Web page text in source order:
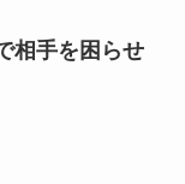
相手を困らせ